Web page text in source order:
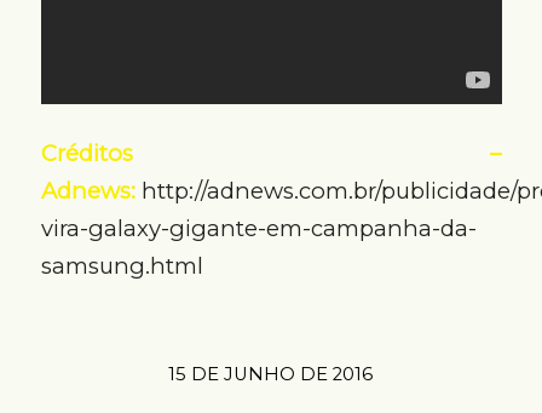
Créditos –
Adnews:http://adnews.com.br/publicidade/
vira-galaxy-gigante-em-campanha-da-
samsung.html
15 DE JUNHO DE 2016